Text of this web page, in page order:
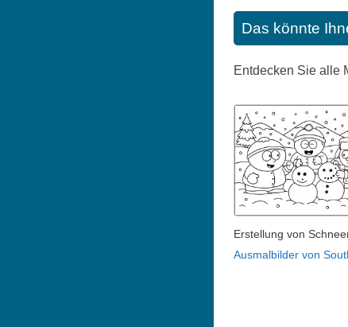
Das könnte
Entdecken Sie alle
Erstellung von
Ausmalbilder von